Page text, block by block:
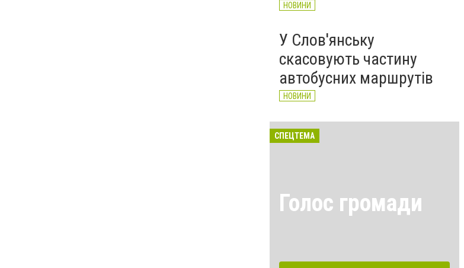
НОВИНИ
У Слов'янську
скасовують частину
автобусних маршрутів
НОВИНИ
СПЕЦТЕМА
Голос громади